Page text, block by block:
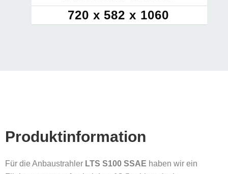
720 x 582 x 1060
Produktinformation
Für die Anbaustrahler LTS S100 SSAE haben wir ein